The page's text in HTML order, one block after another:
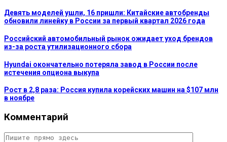
Девять моделей ушли, 16 пришли: Китайские автобренды
обновили линейку в России за первый квартал 2026 года
Российский автомобильный рынок ожидает уход брендов
из-за роста утилизационного сбора
Hyundai окончательно потеряла завод в России после
истечения опциона выкупа
Рост в 2,8 раза: Россия купила корейских машин на $107 млн
в ноябре
Комментарий